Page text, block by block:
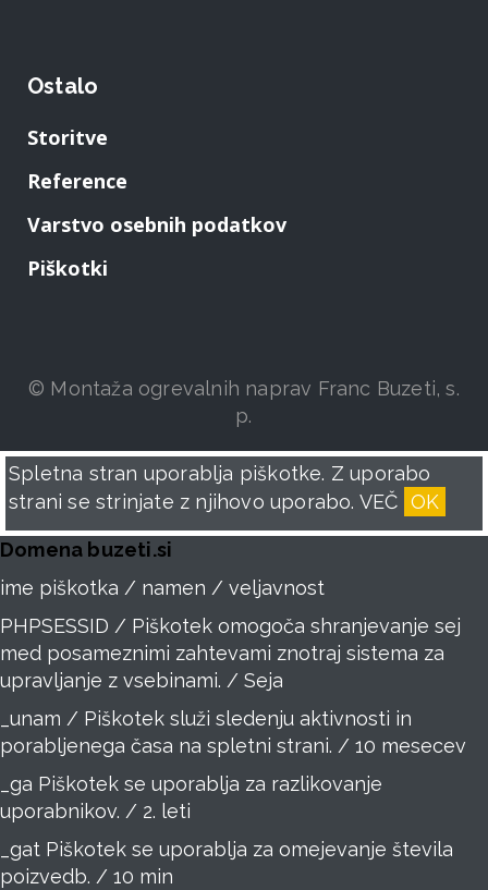
Ostalo
Storitve
Reference
Varstvo osebnih podatkov
Piškotki
© Montaža ogrevalnih naprav Franc Buzeti, s.
p.
Spletna stran uporablja piškotke. Z uporabo
strani se strinjate z njihovo uporabo. VEČ OK
Domena buzeti.si
ime piškotka / namen / veljavnost
PHPSESSID / Piškotek omogoča shranjevanje sej
med posameznimi zahtevami znotraj sistema za
upravljanje z vsebinami. / Seja
_unam / Piškotek služi sledenju aktivnosti in
porabljenega časa na spletni strani. / 10 mesecev
_ga Piškotek se uporablja za razlikovanje
uporabnikov. / 2. leti
_gat Piškotek se uporablja za omejevanje števila
poizvedb. / 10 min